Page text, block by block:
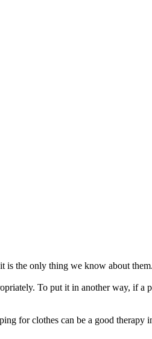
is the only thing we know about them.
To put it in another way, if a
for clothes can be a good therapy